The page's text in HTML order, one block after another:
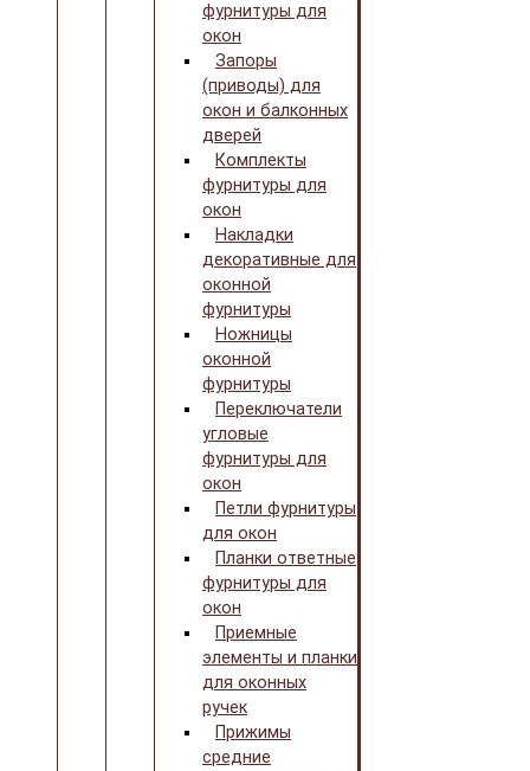
фурнитуры для
окон
Запоры
(приводы) для
окон и балконных
дверей
Комплекты
фурнитуры для
окон
Накладки
декоративные для
оконной
фурнитуры
Ножницы
оконной
фурнитуры
Переключатели
угловые
фурнитуры для
окон
Петли фурнитуры
для окон
Планки ответные
фурнитуры для
окон
Приемные
элементы и планки
для оконных
ручек
Прижимы
средние